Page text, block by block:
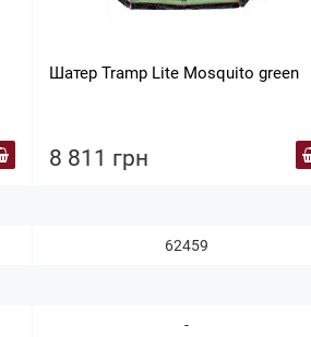
Шатер Tramp Lite Mosquito green
8 811 грн
62459
-